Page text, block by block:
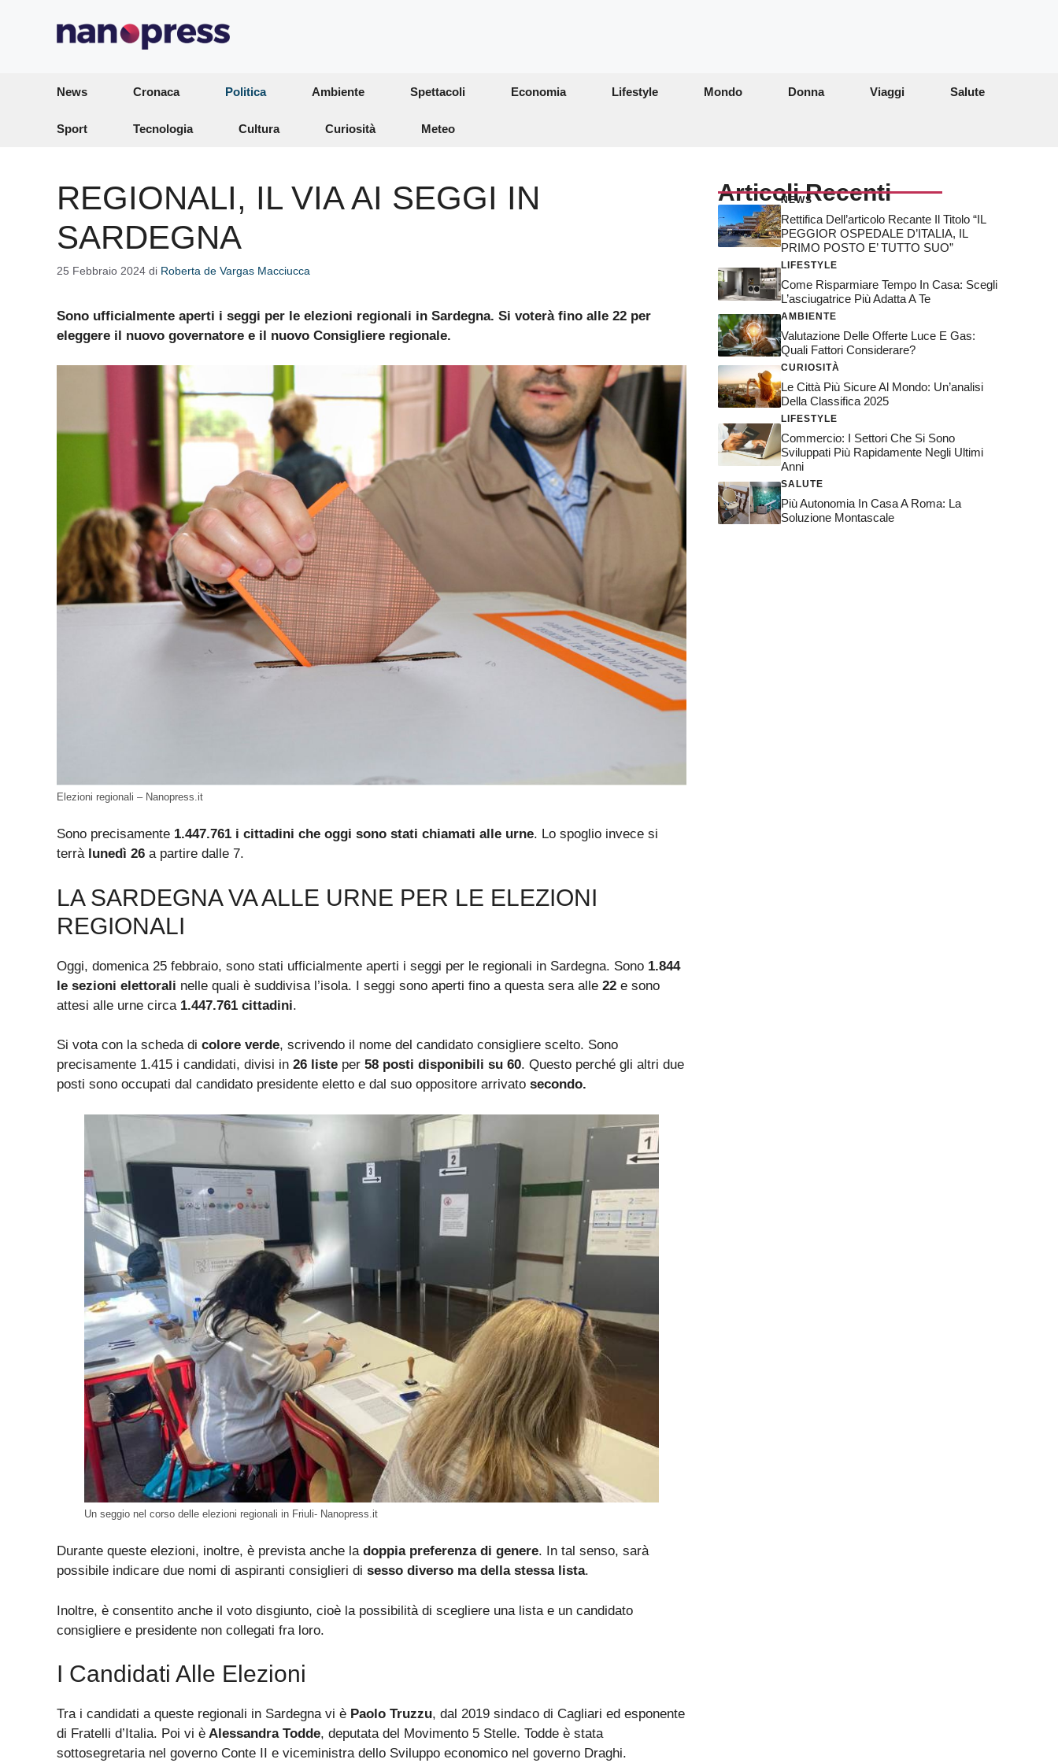
News Cronaca Politica Ambiente Spettacoli Economia Lifestyle Mondo Donna Viaggi Salute
Sport Tecnologia Cultura Curiosità Meteo
REGIONALI, IL VIA AI SEGGI IN
SARDEGNA
25 Febbraio 2024 di Roberta de Vargas Macciucca
Sono ufficialmente aperti i seggi per le elezioni regionali in Sardegna. Si voterà fino alle 22 per
eleggere il nuovo governatore e il nuovo Consigliere regionale.
Elezioni regionali – Nanopress.it
Sono precisamente 1.447.761 i cittadini che oggi sono stati chiamati alle urne. Lo spoglio invece si
terrà lunedì 26 a partire dalle 7.
LA SARDEGNA VA ALLE URNE PER LE ELEZIONI
REGIONALI
Oggi, domenica 25 febbraio, sono stati ufficialmente aperti i seggi per le regionali in Sardegna. Sono 1.844
le sezioni elettorali nelle quali è suddivisa l’isola. I seggi sono aperti fino a questa sera alle 22 e sono
attesi alle urne circa 1.447.761 cittadini.
Si vota con la scheda di colore verde, scrivendo il nome del candidato consigliere scelto. Sono
precisamente 1.415 i candidati, divisi in 26 liste per 58 posti disponibili su 60. Questo perché gli altri due
posti sono occupati dal candidato presidente eletto e dal suo oppositore arrivato secondo.
Un seggio nel corso delle elezioni regionali in Friuli- Nanopress.it
Durante queste elezioni, inoltre, è prevista anche ladoppia preferenza di genere. In tal senso, sarà
possibile indicare due nomi di aspiranti consiglieri di sesso diverso ma della stessa lista.
Inoltre, è consentito anche il voto disgiunto, cioè la possibilità di scegliere una lista e un candidato
consigliere e presidente non collegati fra loro.
I Candidati Alle Elezioni
Tra i candidati a queste regionali in Sardegna vi è Paolo Truzzu, dal 2019 sindaco di Cagliari ed esponente
di Fratelli d’Italia. Poi vi è Alessandra Todde, deputata del Movimento 5 Stelle. Todde è stata
sottosegretaria nel governo Conte II e viceministra dello Sviluppo economico nel governo Draghi.
Articoli Recenti
NEWS
Rettifica Dell’articolo Recante Il Titolo “IL
PEGGIOR OSPEDALE D’ITALIA, IL
PRIMO POSTO E’ TUTTO SUO”
LIFESTYLE
Come Risparmiare Tempo In Casa: Scegli
L’asciugatrice Più Adatta A Te
AMBIENTE
Valutazione Delle Offerte Luce E Gas:
Quali Fattori Considerare?
CURIOSITÀ
Le Città Più Sicure Al Mondo: Un’analisi
Della Classifica 2025
LIFESTYLE
Commercio: I Settori Che Si Sono
Sviluppati Più Rapidamente Negli Ultimi
Anni
SALUTE
Più Autonomia In Casa A Roma: La
Soluzione Montascale